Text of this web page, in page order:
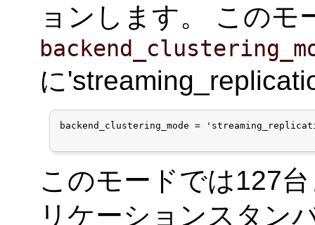
ョンします。 このモ
に
backend_clustering_mode =
このモードでは127
リケーションスタン